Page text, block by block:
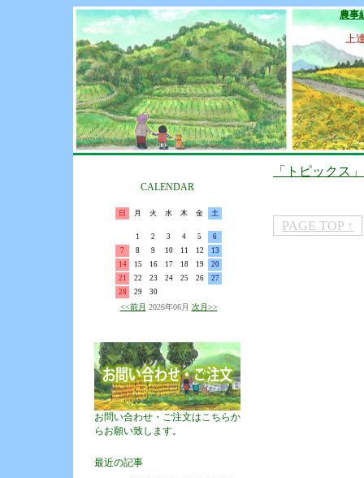
農事
上
CALENDAR
日 月 火 水 木 金 土
1 2 3 4 5
6
7
8 9 10 11 12
13
14
15 16 17 18 19
20
21
22 23 24 25 26
27
28
29 30
<<前月 2026年06月 次月>>
お問い合わせ・ご注文はこちらか
らお願い致します。
最近の記事
「トピックス
PAGE TOP ↑